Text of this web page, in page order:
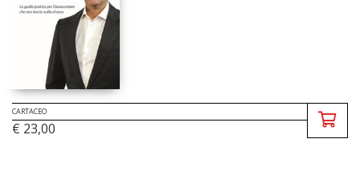
CARTACEO
€ 23,00